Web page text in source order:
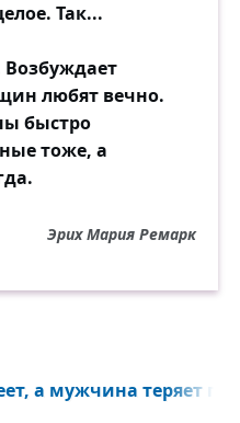
Так...
любят вечно.
быстро
тоже, а
Эрих Мария Ремарк
а мужчина теряет